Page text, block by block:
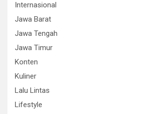
Internasional
Jawa Barat
Jawa Tengah
Jawa Timur
Konten
Kuliner
Lalu Lintas
Lifestyle